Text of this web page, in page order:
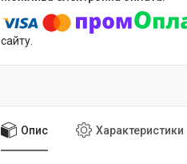
сайту.
Опис Характеристики